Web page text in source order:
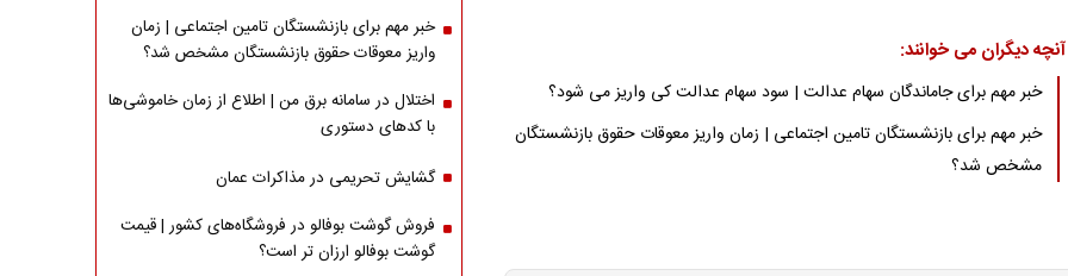
آنچه دیگران می خوانند:
خبر مهم برای جاماندگان سهام عدالت | سود سهام عدالت کی واریز می شود؟
خبر مهم برای بازنشستگان تامین اجتماعی | زمان واریز معوقات حقوق بازنشستگان
مشخص شد؟
خبر مهم برای بازنشستگان تامین اجتماعی | زمان
واریز معوقات حقوق بازنشستگان مشخص شد؟
اختلال در سامانه برق من | اطلاع از زمان خاموشی‌ها
با کدهای دستوری
گشایش تحریمی در مذاکرات عمان
فروش گوشت بوفالو در فروشگاه‌های کشور | قیمت
گوشت بوفالو ارزان تر است؟